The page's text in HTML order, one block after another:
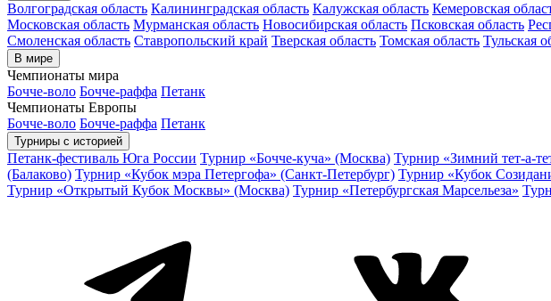
Волгоградская область Калининградская область Калужская область Кемеровская
Московская область Мурманская область Новосибирская область Псковская область
Смоленская область Ставропольский край Тверская область Томская область Тульская
В мире
Чемпионаты мира
Бочче-воло Бочче-раффа Петанк
Чемпионаты Европы
Бочче-воло Бочче-раффа Петанк
Турниры с историей
Петанк-фестиваль Юга России Турнир «Бочче-куча» (Москва) Турнир «Зимний тет-а-
(Балаково) Турнир «Кубок мэра Петергофа» (Санкт-Петербург) Турнир «Кубок
Турнир «Открытый Кубок Москвы» (Москва) Турнир «Петербургская Марсельеза»